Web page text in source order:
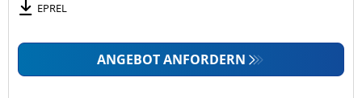
EPREL
ANGEBOT ANFORDERN